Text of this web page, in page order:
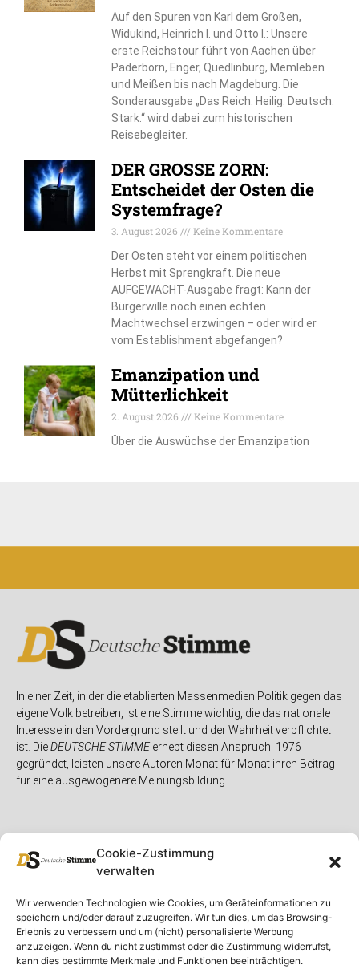
Cookie-Zustimmung
verwalten
Wir verwenden Technologien wie Cookies, um Geräteinformationen zu
speichern und/oder darauf zuzugreifen. Wir tun dies, um das Browsing-
Erlebnis zu verbessern und um (nicht) personalisierte Werbung
anzuzeigen. Wenn du nicht zustimmst oder die Zustimmung widerrufst,
kann dies bestimmte Merkmale und Funktionen beeinträchtigen.
Auf den Spuren von Karl dem Großen,
Widukind, Heinrich I. und Otto I.: Unsere
erste Reichstour führt von Aachen über
Paderborn, Enger, Quedlinburg, Memleben
und Meißen bis nach Magdeburg. Die
Sonderausgabe „Das Reich. Heilig. Deutsch.
Stark.“ wird dabei zum historischen
Reisebegleiter.
DER GROSSE ZORN:
Entscheidet der Osten die
Systemfrage?
3. August 2026
Keine Kommentare
Der Osten steht vor einem politischen
Herbst mit Sprengkraft. Die neue
AUFGEWACHT-Ausgabe fragt: Kann der
Bürgerwille noch einen echten
Machtwechsel erzwingen – oder wird er
vom Establishment abgefangen?
Emanzipation und
Mütterlichkeit
2. August 2026
Keine Kommentare
Über die Auswüchse der Emanzipation
In einer Zeit, in der die etablierten Massenmedien Politik gegen das
eigene Volk betreiben, ist eine Stimme wichtig, die das nationale
Interesse in den Vordergrund stellt und der Wahrheit verpflichtet
ist. DieDEUTSCHE STIMMEerhebt diesen Anspruch. 1976
gegründet, leisten unsere Autoren Monat für Monat ihren Beitrag
für eine ausgewogenere Meinungsbildung.
Unser Magazin
Spenden
Ausgaben
Rubriken
Deutschland
Ausland
Rechtliches
Rechtliche Hinweise
Impressum
Datenschutzerklärung